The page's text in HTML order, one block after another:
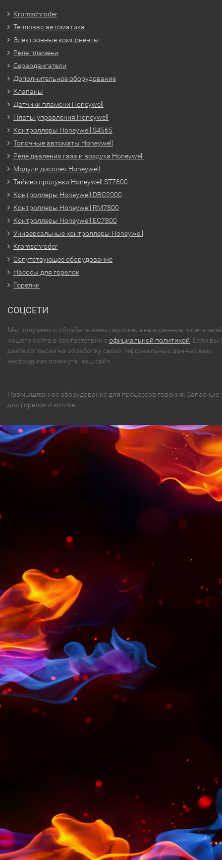
Kromschroder
Тепловая автоматика
Электронные компоненты
Реле пламени
Серводвигатели
Дополнительное оборудование
Клапаны
Датчики пламени Honeywell
Платы управления Honeywell
Контроллеры Honeywell S4565
Топочные автоматы Honeywell
Реле давления газа и воздуха Honeywell
Модули дисплея Honeywell
Таймер продувки Honeywell ST7800
Контроллеры Honeywell DBC2000
Контроллеры Honeywell RM7800
Контроллеры Honeywell EC7800
Универсальные контроллеры Honeywell
Kromschroder
Сопутствующее оборудование
Насосы для горелок
Горелки
СОЦСЕТИ
Мы получаем и обрабатываем персональные данные
нашего сайта в соответствии софициальной политикой . Если вы
даете согласия на обработку своих персональных данных,вам
необходимо покинуть наш сайт.
Промышленное оборудование для процессов горения. Запасные
для горелок и котлов